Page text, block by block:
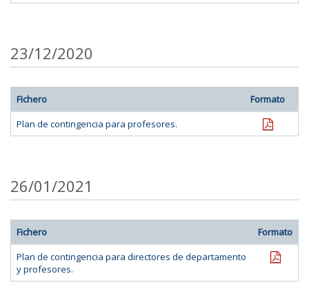
23/12/2020
Fichero
Formato
Plan de contingencia para profesores.
pdf
26/01/2021
Fichero
Formato
Plan de contingencia para directores de departamento
y profesores.
pdf